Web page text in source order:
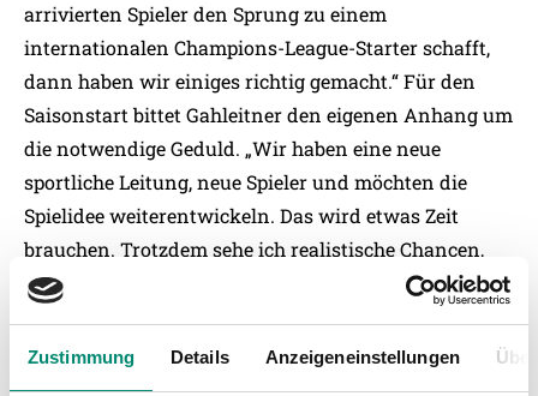
Zustimmung Details Anzeigeneinstellungen
arrivierten Spieler den Sprung zu einem
internationalen Champions-League-Starter schafft,
dann haben wir einiges richtig gemacht.“ Für den
Saisonstart bittet Gahleitner den eigenen Anhang um
die notwendige Geduld. „Wir haben eine neue
sportliche Leitung, neue Spieler und möchten die
Spielidee weiterentwickeln. Das wird etwas Zeit
brauchen. Trotzdem sehe ich realistische Chancen,
dass wir auch heuer um einen Platz im oberen Play-